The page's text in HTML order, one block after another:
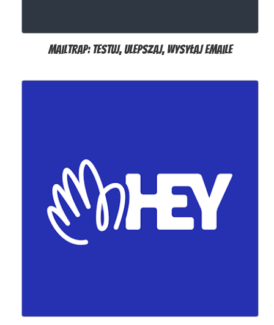
MailTrap: testuj, ulepszaj, wysyłaj emaile